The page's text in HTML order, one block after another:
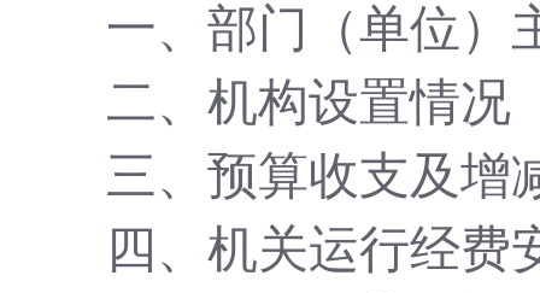
一、部门（单位）
二、机构设置情况
三、预算收支及增
四、机关运行经费